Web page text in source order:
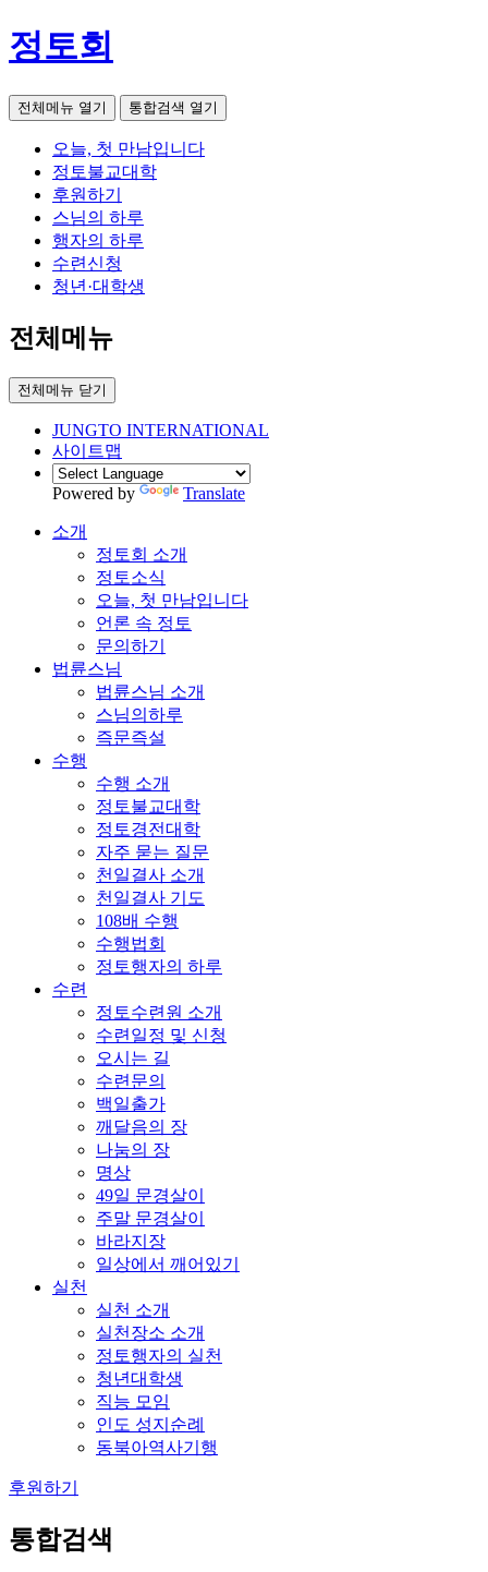
정토회
전체메뉴 열기 통합검색 열기
오늘, 첫 만남입니다
정토불교대학
후원하기
스님의 하루
행자의 하루
수련신청
청년·대학생
전체메뉴
전체메뉴 닫기
JUNGTO INTERNATIONAL
사이트맵
Powered by Translate
소개
정토회 소개
정토소식
오늘, 첫 만남입니다
언론 속 정토
문의하기
법륜스님
법륜스님 소개
스님의하루
즉문즉설
수행
수행 소개
정토불교대학
정토경전대학
자주 묻는 질문
천일결사 소개
천일결사 기도
108배 수행
수행법회
정토행자의 하루
수련
정토수련원 소개
수련일정 및 신청
오시는 길
수련문의
백일출가
깨달음의 장
나눔의 장
명상
49일 문경살이
주말 문경살이
바라지장
일상에서 깨어있기
실천
실천 소개
실천장소 소개
정토행자의 실천
청년대학생
직능 모임
인도 성지순례
동북아역사기행
후원하기
통합검색